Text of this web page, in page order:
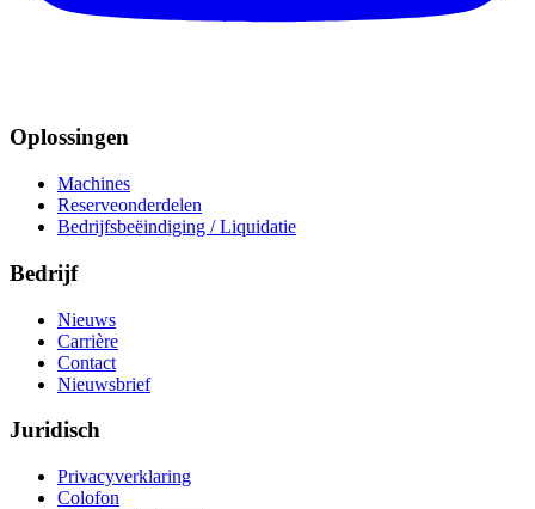
Oplossingen
Machines
Reserveonderdelen
Bedrijfsbeëindiging / Liquidatie
Bedrijf
Nieuws
Carrière
Contact
Nieuwsbrief
Juridisch
Privacyverklaring
Colofon